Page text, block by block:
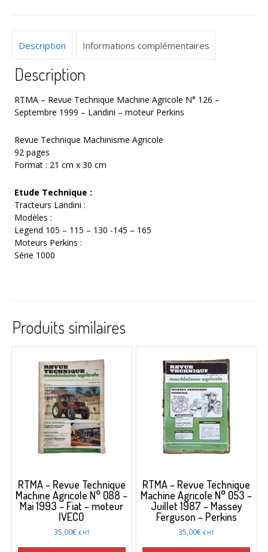
Septembre
–
Landini
moteur
Description Informations complémentaires
Description
RTMA – Revue Technique Machine Agricole N° 126 –
Septembre 1999 – Landini – moteur Perkins
Revue Technique Machinisme Agricole
92 pages
Format : 21 cm x 30 cm
Etude Technique :
Tracteurs Landini :
Modèles :
Legend 105 – 115 – 130 -145 – 165
Moteurs Perkins :
Série 1000
Produits similaires
RTMA – Revue Technique
Machine Agricole N° 088 –
Mai 1993 – Fiat – moteur
IVECO
35,00€ € HT
RTMA – Revue Technique
Machine Agricole N° 053 –
Juillet 1987 – Massey
Ferguson – Perkins
35,00€ € HT